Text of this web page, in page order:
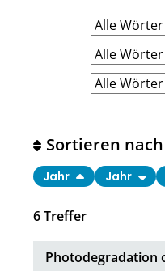
6Treffer
Sortieren nach
Jahr Jahr
Photodegradation